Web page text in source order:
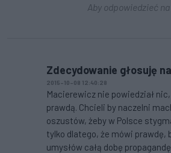
Aby odpowiedzieć
Zdecydowanie głosuję
2015-10-08 12:40:28
Macierewicz nie powiedział
prawdą. Chcieli by naczelni
oszustów, żeby w Polsce
tylko dlatego, że mówi prawdę,
umysłów całą dobę